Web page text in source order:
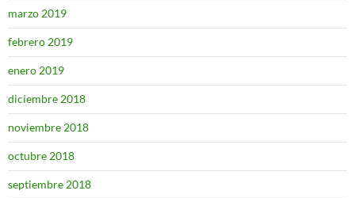
marzo 2019
febrero 2019
enero 2019
diciembre 2018
noviembre 2018
octubre 2018
septiembre 2018